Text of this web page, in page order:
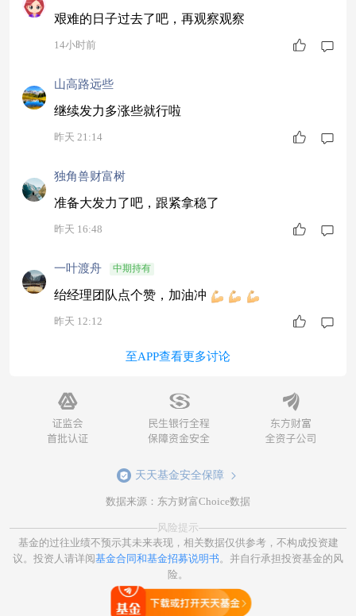
艰难的日子过去了吧，再观察观察
14小时前
山高路远些
继续发力多涨些就行啦
昨天 21:14
独角兽财富树
准备大发力了吧，跟紧拿稳了
昨天 16:48
一叶渡舟 中期持有
绐经理团队点个赞，加油冲
昨天 12:12
至APP查看更多讨论
天天基金安全保障
数据来源：东方财富Choice数据
风险提示
基金的过往业绩不预示其未来表现，相关数据仅供参考，不构成投资建
议。投资人请详阅基金合同和基金招募说明书。并自行承担投资基金的风
险。
打开天天基金